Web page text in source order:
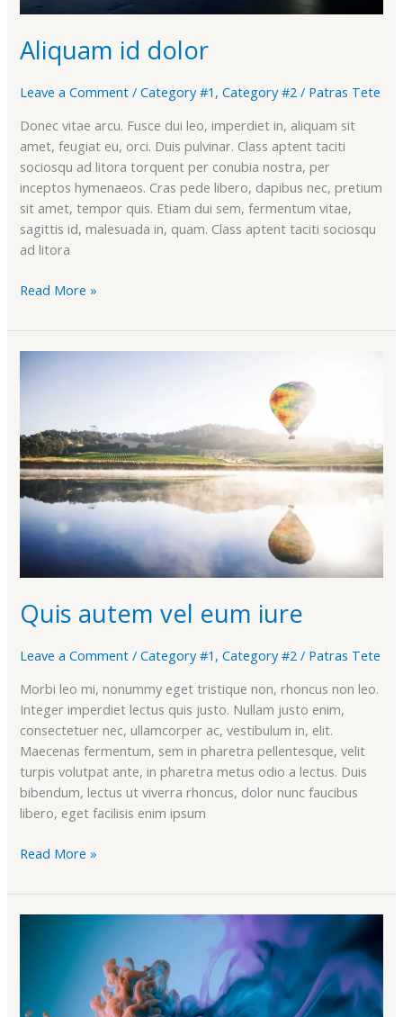
Aliquam id dolor
Leave a Comment /Category #1 ,Category #2 / Patras Tete
Donec vitae arcu. Fusce dui leo, imperdiet in, aliquam sit
amet, feugiat eu, orci. Duis pulvinar. Class aptent taciti
sociosqu ad litora torquent per conubia nostra, per
inceptos hymenaeos. Cras pede libero, dapibus nec, pretium
sit amet, tempor quis. Etiam dui sem, fermentum vitae,
sagittis id, malesuada in, quam. Class aptent taciti sociosqu
ad litora
Read More »
Quis autem vel eum iure
Leave a Comment /Category #1 ,Category #2 / Patras Tete
Morbi leo mi, nonummy eget tristique non, rhoncus non leo.
Integer imperdiet lectus quis justo. Nullam justo enim,
consectetuer nec, ullamcorper ac, vestibulum in, elit.
Maecenas fermentum, sem in pharetra pellentesque, velit
turpis volutpat ante, in pharetra metus odio a lectus. Duis
bibendum, lectus ut viverra rhoncus, dolor nunc faucibus
libero, eget facilisis enim ipsum
Quis
iure
Read More »
amet